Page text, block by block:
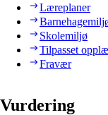
Læreplaner
Skolemiljø
Tilpasset
Fravær
Vurdering